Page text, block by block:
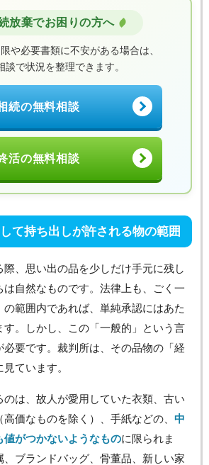
放棄でお困りの方へ
や必要書類に不安がある場合は、
談で状況を整理できます。
続の無料相談
活の無料相談
て持ち出しが許される物の範囲
際、思い出の品を少しだけ手元に残し
は自然なものです。法律上も、ごく一
範囲内であれば、単純承認にはあた
す。しかし、この「一般的」という言
要です。裁判所は、その品物の「経
ています。
は、故人が愛用していた衣類、古い
価なものを除く）、手紙などの、 中
値がつかないようなものに限られま
ブランドバッグ、骨董品、新しい家